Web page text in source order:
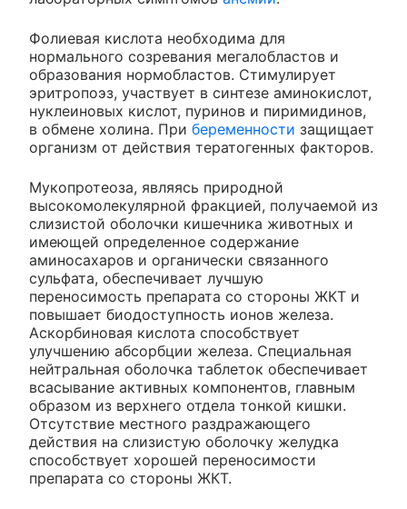
Фолиевая кислота необходима для
нормального созревания мегалобластов и
образования нормобластов. Стимулирует
эритропоэз, участвует в синтезе аминокислот,
нуклеиновых кислот, пуринов и пиримидинов,
в обмене холина. При беременности защищает
организм от действия тератогенных факторов.
Мукопротеоза, являясь природной
высокомолекулярной фракцией, получаемой из
слизистой оболочки кишечника животных и
имеющей определенное содержание
аминосахаров и органически связанного
сульфата, обеспечивает лучшую
переносимость препарата со стороны ЖКТ и
повышает биодоступность ионов железа.
Аскорбиновая кислота способствует
улучшению абсорбции железа. Специальная
нейтральная оболочка таблеток обеспечивает
всасывание активных компонентов, главным
образом из верхнего отдела тонкой кишки.
Отсутствие местного раздражающего
действия на слизистую оболочку желудка
способствует хорошей переносимости
препарата со стороны ЖКТ.